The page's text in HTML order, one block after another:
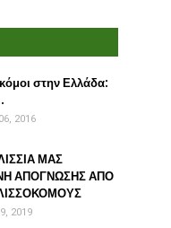
στην Ελλάδα:
2016
ΜΑΣ
ΑΠΟΓΝΩΣΗΣ ΑΠΟ
2019